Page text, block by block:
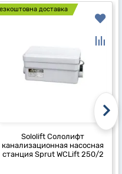
доставка
Sololift Сололифт
канализационная насосная
станция Sprut WCLift 250/2